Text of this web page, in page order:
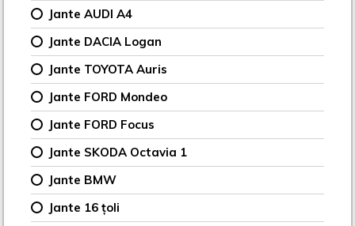
Jante AUDI A4
Jante DACIA Logan
Jante TOYOTA Auris
Jante FORD Mondeo
Jante FORD Focus
Jante SKODA Octavia 1
Jante BMW
Jante 16 țoli